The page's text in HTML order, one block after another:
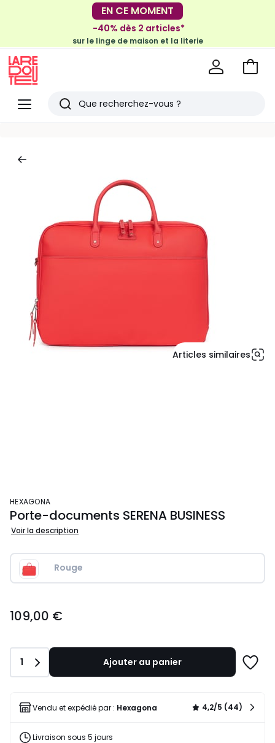
-30€ tous les 100€*
sur le meuble & la déco
EN CE MOMENT
-40% dès 2 articles*
sur le linge de maison et la literie
Menu
Redoute
Rechercher
Voir
Articles similaires
HEXAGONA
Porte-documents SERENA BUSINESS
Voir la description
Rouge
€.
109,00 €
Quantité
1 Ajouter au panier
liste
Vendu et expédié par : Hexagona 4,2/5 (44)
Livraison sous 5 jours